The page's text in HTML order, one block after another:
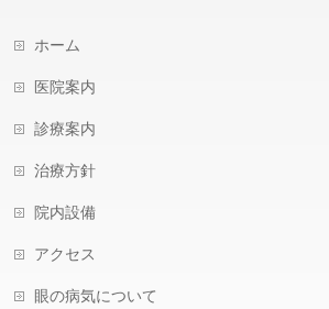
ホーム
医院案内
診療案内
治療方針
院内設備
アクセス
眼の病気について